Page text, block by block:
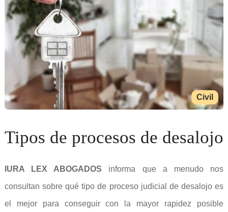
Civil
Tipos de procesos de desalojo
IURA LEX ABOGADOS informa que a menudo nos
consultan sobre qué tipo de proceso judicial de desalojo es
el mejor para conseguir con la mayor rapidez posible